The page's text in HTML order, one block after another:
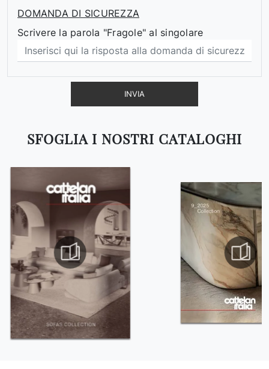
SFOGLIA I NOSTRI CATALOGHI
DOMANDA DI SICUREZZA
Scrivere la parola "Fragole" al singolare
INVIA